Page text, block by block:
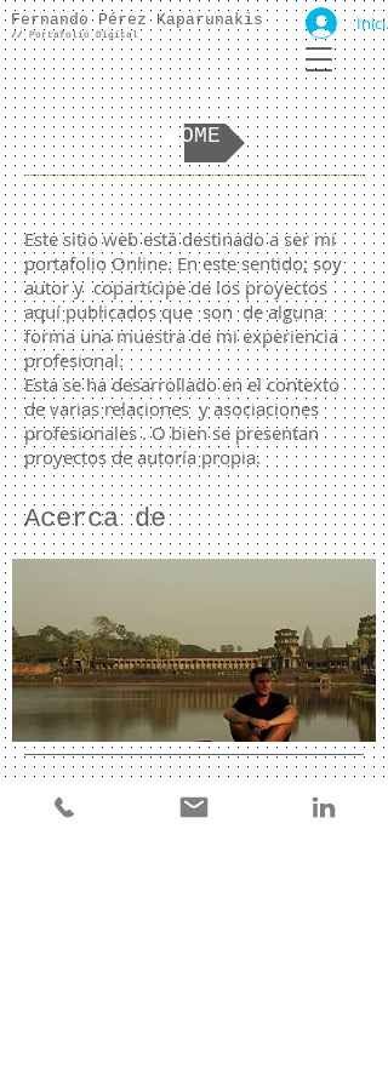
Fernando Pérez Kaparunakis
// Portafolio Digital
HOME
Este sitio web está destinado a ser mi
portafolio Online. En este sentido; soy
autor y copartícipe de los proyectos
aquí publicados queson de alguna
forma una muestra de mi experiencia
profesional.
Esta se ha desarrollado en el contexto
de varias relaciones y asociaciones
profesionales . O bien se presentan
proyectos de autoría propia.
Acerca de